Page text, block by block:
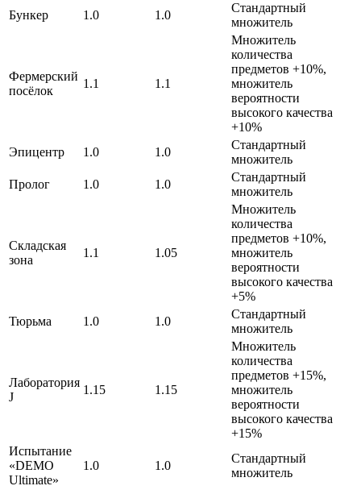
Бункер 1.0 1.0
Стандартный
множитель
Фермерский
посёлок
1.1 1.1
Множитель
количества
предметов +10%,
множитель
вероятности
высокого качества
+10%
Эпицентр
1.0 1.0
Стандартный
множитель
Пролог
1.0 1.0
Стандартный
множитель
Складская
зона
1.1 1.05
Множитель
количества
предметов +10%,
множитель
вероятности
высокого качества
+5%
Тюрьма
1.0 1.0
Стандартный
множитель
Лаборатория
J
1.15 1.15
Множитель
количества
предметов +15%,
множитель
вероятности
высокого качества
+15%
Испытание
«DEMO
Ultimate»
1.0 1.0
Стандартный
множитель